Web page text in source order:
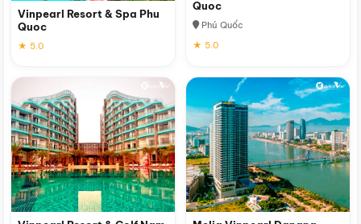
Vinpearl Resort & Spa Phu
Quoc
★ 5.0
Quoc
Phú Quốc
★ 5.0